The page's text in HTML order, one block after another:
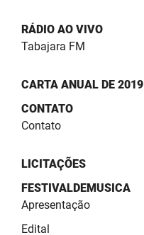
RÁDIO AO VIVO
Tabajara FM
CARTA ANUAL DE 2019
CONTATO
Contato
LICITAÇÕES
FESTIVALDEMUSICA
Apresentação
Edital